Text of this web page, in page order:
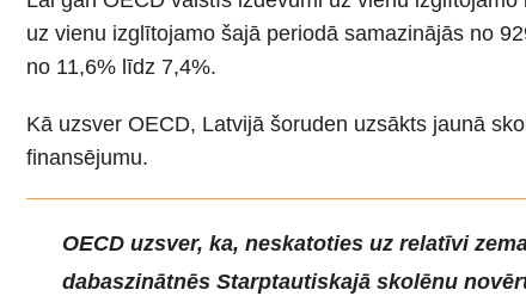
uz vienu izglītojamo šajā periodā samazinājās no
no 11,6% līdz 7,4%.
Kā uzsver OECD, Latvijā šoruden uzsākts jaunā
finansējumu.
OECD uzsver, ka, neskatoties uz relatīvi
dabaszinātnēs Starptautiskajā skolēnu